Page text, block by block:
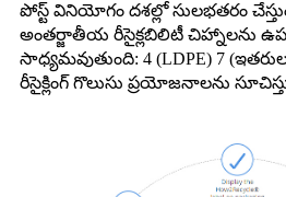
పోస్ట్ వినియోగం దశల్లో సులభతరం
అంతర్జాతీయ రీసైక్లబిలిటీ చిహ్నాలను
సాధ్యమవుతుంది: 4 (LDPE) 7
రీసైక్లింగ్ గొలుసు ప్రయోజనాలను